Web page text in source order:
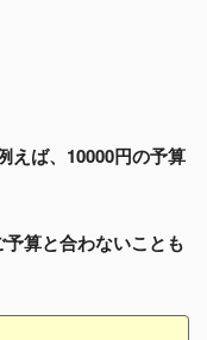
えば、10000円の予算
算と合わないことも